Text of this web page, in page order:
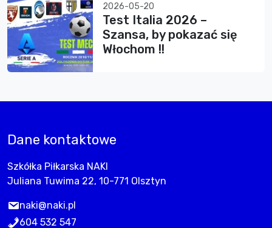
2026-05-20
Test Italia 2026 –
Szansa, by pokazać się
Włochom !!
Dane kontaktowe
Szkółka Piłkarska NAKI
Juliana Tuwima 22, 10-771 Olsztyn
naki@naki.pl
604 532 547